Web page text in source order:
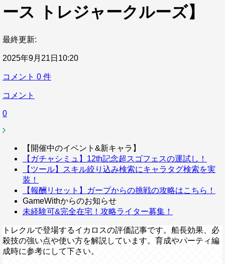
ース トレジャークルーズ】
最終更新:
2025年9月21日10:20
コメント 0 件
コメント
0
【開催中のイベント&新キャラ】
【ガチャシミュ】12th記念超スゴフェスの運試し！
【ツール】スキル絞り込み検索にキャラタグ検索を実
装！
【報酬リセット】ガープからの挑戦の攻略はこちら！
GameWithからのお知らせ
未経験可&完全在宅！攻略ライター募集！
トレクルで登場するイカロスの評価記事です。船長効果、必
殺技の強い点や使い方を解説しています。育成やパーティ編
成時に参考にして下さい。